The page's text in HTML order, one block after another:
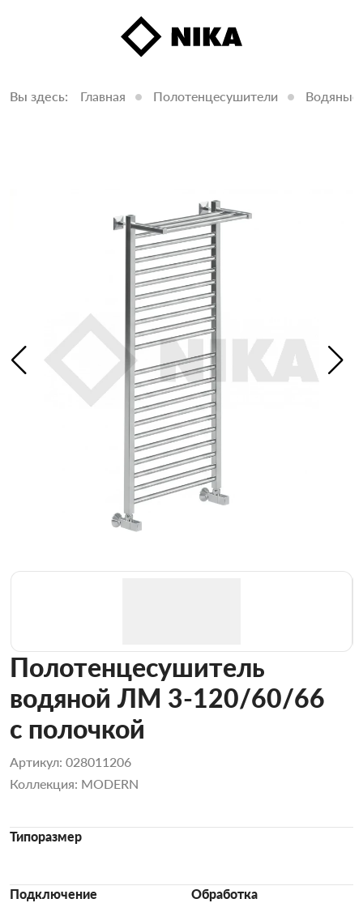
Вы здесь: Главная Полотенцесушители Водяные
Полотенцесушитель
водяной ЛМ 3-120/60/66
с полочкой
Артикул: 028011206
Коллекция: MODERN
Типоразмер
Подключение Обработка